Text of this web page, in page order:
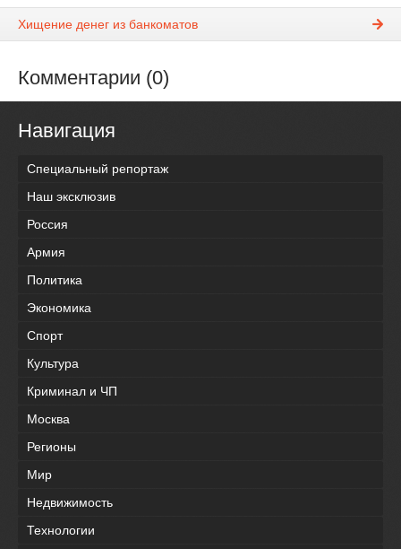
Хищение денег из банкоматов
Комментарии (0)
Навигация
Специальный репортаж
Наш эксклюзив
Россия
Армия
Политика
Экономика
Спорт
Культура
Криминал и ЧП
Москва
Регионы
Мир
Недвижимость
Технологии